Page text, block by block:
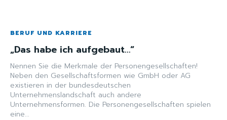
BERUF UND KARRIERE
„Das habe ich aufgebaut…“
Nennen Sie die Merkmale der Personengesellschaften!
Neben den Gesellschaftsformen wie GmbH oder AG
existieren in der bundesdeutschen
Unternehmenslandschaft auch andere
Unternehmensformen. Die Personengesellschaften spielen
eine...